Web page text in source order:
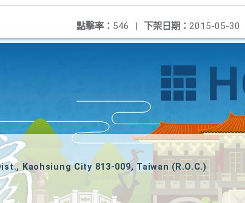
下架日期： 2015-05-30
點擊率： 546 |
Kaohsiung City 813-009, Taiwan (R.O.C.)